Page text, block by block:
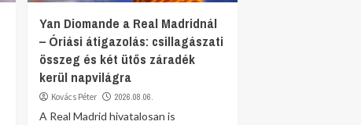
Yan Diomande a Real Madridnál
– Óriási átigazolás: csillagászati
összeg és két ütős záradék
kerül napvilágra
Kovács Péter 2026.08.06.
A Real Madrid hivatalosan is